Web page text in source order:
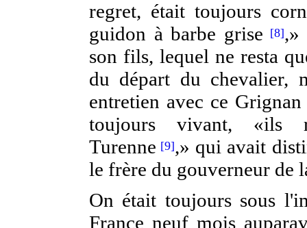
regret, était toujours
guidon à barbe grise [8],»
son fils, lequel ne resta
du départ du chevalier,
entretien avec ce
toujours vivant, «ils
Turenne [9],» qui avait
le frère du gouverneur de
On était toujours sous
France neuf mois